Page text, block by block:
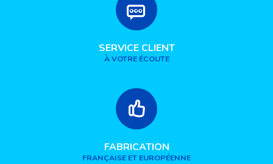
SERVICE CLIENT
À VOTRE ÉCOUTE
FABRICATION
FRANÇAISE ET EUROPÉENNE